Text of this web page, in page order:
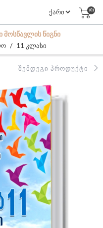
(0)
ᲬᲘᲒᲜᲘ
/ 11 კლასი
ᲨᲔᲛᲓᲔᲒᲘ ᲞᲠᲝᲓᲣᲥᲢᲘ